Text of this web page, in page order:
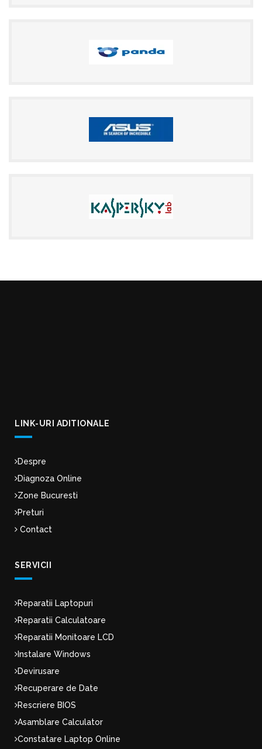
LINK-URI ADITIONALE
Despre
Diagnoza Online
Zone Bucuresti
Preturi
Contact
SERVICII
Reparatii Laptopuri
Reparatii Calculatoare
Reparatii Monitoare LCD
Instalare Windows
Devirusare
Recuperare de Date
Rescriere BIOS
Asamblare Calculator
Constatare Laptop Online